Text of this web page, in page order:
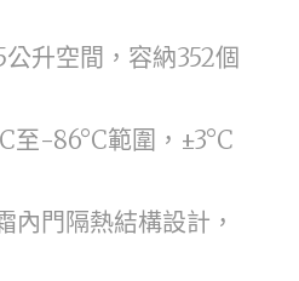
升空間，容納352個
至-86°C範圍，±3°C
內門隔熱結構設計，